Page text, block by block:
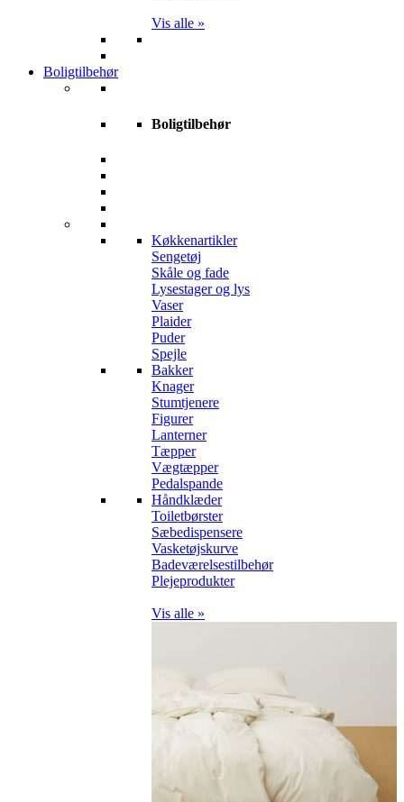
Vis alle »
Boligtilbehør
Boligtilbehør
Køkkenartikler
Sengetøj
Skåle og fade
Lysestager og lys
Vaser
Plaider
Puder
Spejle
Bakker
Knager
Stumtjenere
Figurer
Lanterner
Tæpper
Vægtæpper
Pedalspande
Håndklæder
Toiletbørster
Sæbedispensere
Vasketøjskurve
Badeværelsestilbehør
Plejeprodukter
Vis alle »